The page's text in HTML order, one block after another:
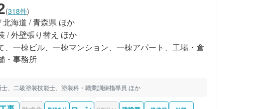
(318件)
北海道 / 青森県 ほか
/ 外壁張り替え ほか
、一棟ビル、一棟マンション、一棟アパート、工場・倉
・事務所
、二級塗装技能士、塗装科・職業訓練指導員 ほか